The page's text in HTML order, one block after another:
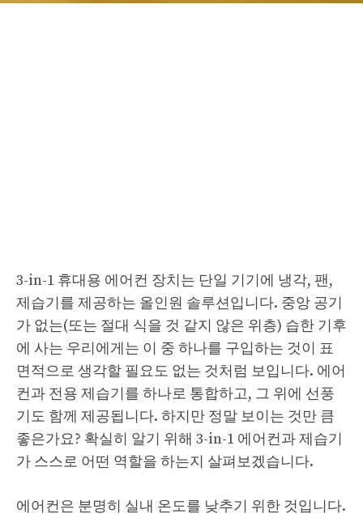
3-in-1 휴대용 에어컨 장치는 단일 기기에 냉각, 팬,
제습기를 제공하는 올인원 솔루션입니다. 중앙 공기
가 없는(또는 절대 식을 것 같지 않은 위층) 습한 기후
에 사는 우리에게는 이 중 하나를 구입하는 것이 표
면적으로 생각할 필요도 없는 것처럼 보입니다. 에어
컨과 전용 제습기를 하나로 통합하고, 그 위에 선풍
기도 함께 제공됩니다. 하지만 정말 보이는 것만 큼
좋은가요? 확실히 알기 위해 3-in-1 에어컨과 제습기
가 스스로 어떤 역할을 하는지 살펴보겠습니다.
에어컨은 분명히 실내 온도를 낮추기 위한 것입니다.